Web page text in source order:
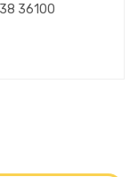
38 36100